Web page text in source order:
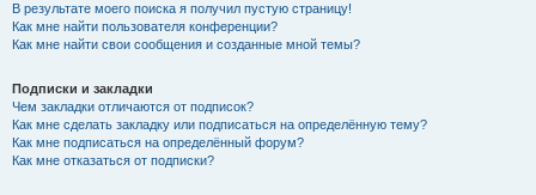
В результате моего поиска я получил пустую страницу!
Как мне найти пользователя конференции?
Как мне найти свои сообщения и созданные мной темы?
Подписки и закладки
Чем закладки отличаются от подписок?
Как мне сделать закладку или подписаться на определённую тему?
Как мне подписаться на определённый форум?
Как мне отказаться от подписки?